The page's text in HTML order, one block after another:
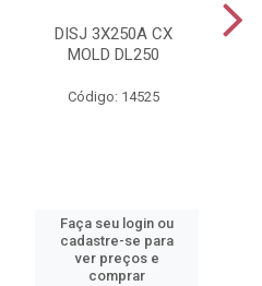
DISJ 3X250A CX
MOLD DL250
Código: 14525
Faça seu login ou
cadastre-se para
ver preços e
comprar